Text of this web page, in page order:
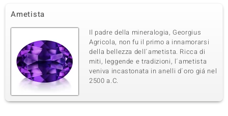
Ametista
Il padre della mineralogia, Georgius
Agricola, non fu il primo a innamorarsi
della bellezza dell´ametista. Ricca di
miti, leggende e tradizioni, l´ametista
veniva incastonata in anelli d´oro giá nel
2500 a.C.